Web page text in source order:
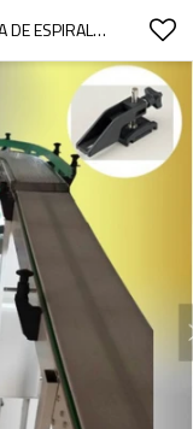
TRANSPORTADOR ALPINO EN FORMA DE ESPIRAL TRANSPORTADOR VERTICAL DE LA INCLINACIÓN DEL DISEÑO DEL EQUIPO TRANSPORTADOR MODULAR CINTURONES PLÁSTICOS CADENAS CONGELADOR